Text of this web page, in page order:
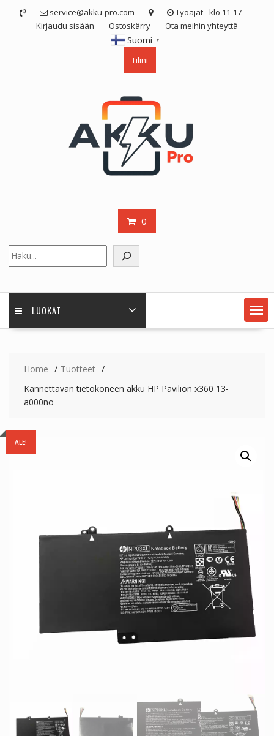
service@akku-pro.com
Työajat - klo 11-17
Kirjaudu sisään
Ostoskärry Ota meihin yhteyttä
Suomi ▼
Tilini
0
LUOKAT
Home
Tuotteet
Kannettavan tietokoneen akku HP Pavilion x360 13-
a000no
ALE!